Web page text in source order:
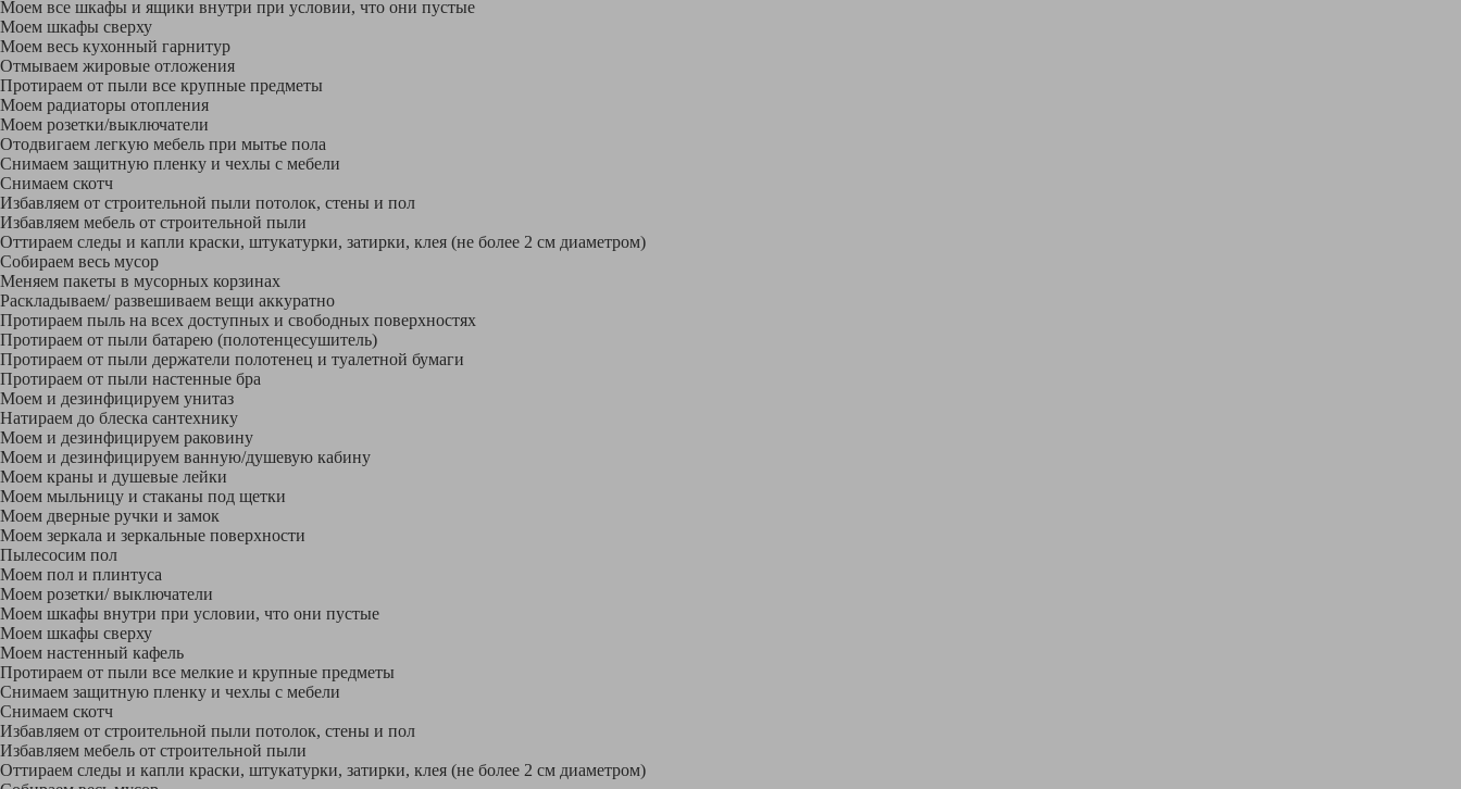
Моем все шкафы и ящики внутри при условии, что они пустые
Моем шкафы сверху
Моем весь кухонный гарнитур
Отмываем жировые отложения
Протираем от пыли все крупные предметы
Моем радиаторы отопления
Моем розетки/выключатели
Отодвигаем легкую мебель при мытье пола
Снимаем защитную пленку и чехлы с мебели
Снимаем скотч
Избавляем от строительной пыли потолок, стены и пол
Избавляем мебель от строительной пыли
Оттираем следы и капли краски, штукатурки, затирки, клея (не более 2 см диаметром)
Собираем весь мусор
Меняем пакеты в мусорных корзинах
Раскладываем/ развешиваем вещи аккуратно
Протираем пыль на всех доступных и свободных поверхностях
Протираем от пыли батарею (полотенцесушитель)
Протираем от пыли держатели полотенец и туалетной бумаги
Протираем от пыли настенные бра
Моем и дезинфицируем унитаз
Натираем до блеска сантехнику
Моем и дезинфицируем раковину
Моем и дезинфицируем ванную/душевую кабину
Моем краны и душевые лейки
Моем мыльницу и стаканы под щетки
Моем дверные ручки и замок
Моем зеркала и зеркальные поверхности
Пылесосим пол
Моем пол и плинтуса
Моем розетки/ выключатели
Моем шкафы внутри при условии, что они пустые
Моем шкафы сверху
Моем настенный кафель
Протираем от пыли все мелкие и крупные предметы
Снимаем защитную пленку и чехлы с мебели
Снимаем скотч
Избавляем от строительной пыли потолок, стены и пол
Избавляем мебель от строительной пыли
Оттираем следы и капли краски, штукатурки, затирки, клея (не более 2 см диаметром)